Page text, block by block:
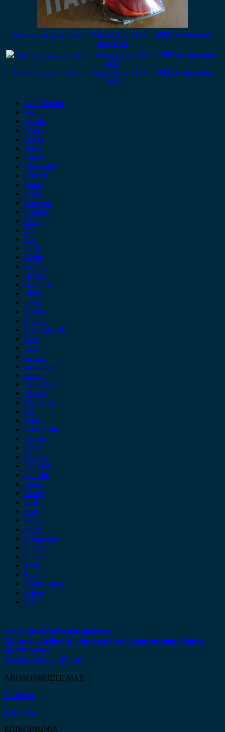
Renault Laguna Station Wagon (s.w.) 1994-1998 φανάρι πίσω
αριστερό
Renault Laguna Station Wagon (s.w.) 1994-1998 φανάρι πίσω
δεξί
Alfa Romeo
Audi
Austin
Acura
BMW
BYD
Chery
Chevrolet
Citroen
Cupra
Dacia
Daewoo
Daihatsu
Dodge
DS
Fiat
Ford
Geely
Gonow
Honda
Hyundai
Isuzu
iveco
Jaecoo
Jaguar
Jeep Chrysler
KIA
Lada
Lancia
Leapmotor
Lexus
Lynk & co
Mazda
Mercedes
MG
Mini
Mitsubishi
Nissan
Opel
Omoda
Peugeot
Porsche
Renault
Rover
Saab
Seat
Skoda
Smart
ssangyong
Subaru
Suzuki
Tesla
Toyota
Volkswagen
Volvo
Xev
Δεν βρήκατε αυτό που ψάχνετε;
Είμαστε στη διάθεση σας να απαντήσουμε σε οποιαδήποτε
ερώτηση σας.
Επικοινωνήστε μαζί μας
ΑΚΟΛΟΥΘΗΣΤΕ ΜΑΣ
Facebook
ΧΑΡΤΗΣ
ΕΠΙΚΟΙΝΩΝΙΑ